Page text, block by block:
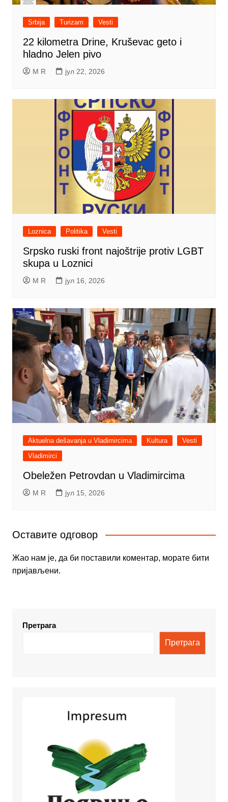
Srbija Turizam Vesti
22 kilometra Drine, Kruševac geto i
hladno Jelen pivo
M R јул 22, 2026
Loznica Politika Vesti
Srpsko ruski front najoštrije protiv LGBT
skupa u Loznici
M R јул 16, 2026
Aktuelna dešavanja u Vladimircima Kultura
Vesti
Vladimirci
Obeležen Petrovdan u Vladimircima
M R јул 15, 2026
Оставите одговор
Жао нам је, да би поставили коментар, морате бити
пријављени.
Претрага
Претрага